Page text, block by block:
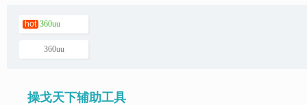
hot 360uu
360uu
操戈天下辅助工具